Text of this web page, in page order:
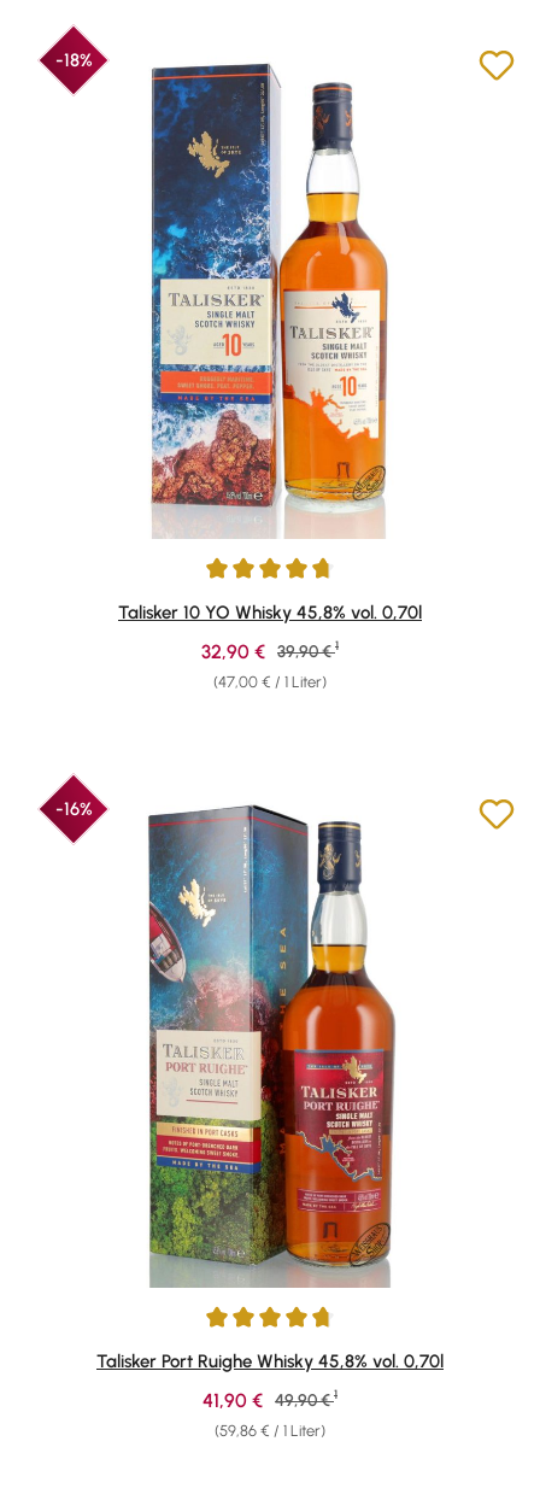
-18%
Durchschnittliche Bewertung von 4.78 von 5 Sternen
Talisker 10 YO Whisky 45,8% vol. 0,70l
(47,00 € / 1 Liter)
Verkaufspreis:
32,90 € Regulärer Preis:
39,90 € 1
-16%
Durchschnittliche Bewertung von 4.84 von 5 Sternen
Talisker Port Ruighe Whisky 45,8% vol. 0,70l
(59,86 € / 1 Liter)
Verkaufspreis:
41,90 € Regulärer Preis:
49,90 € 1